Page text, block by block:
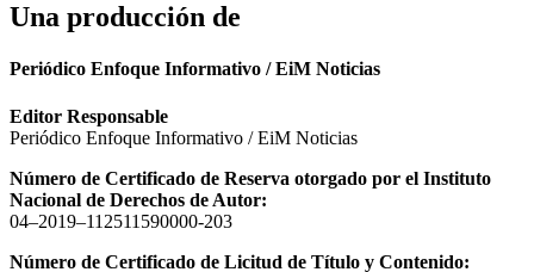
Una producción de
Periódico Enfoque Informativo / EiM Noticias
Editor Responsable
Periódico Enfoque Informativo / EiM Noticias
Número de Certificado de Reserva otorgado por el Instituto
Nacional de Derechos de Autor:
04–2019–112511590000-203
Número de Certificado de Licitud de Título y Contenido: